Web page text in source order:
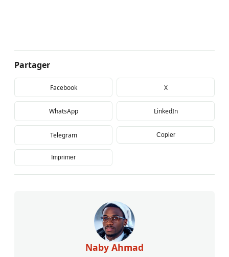
Partager
Facebook X
WhatsApp LinkedIn
Telegram Copier
Imprimer
Naby Ahmad